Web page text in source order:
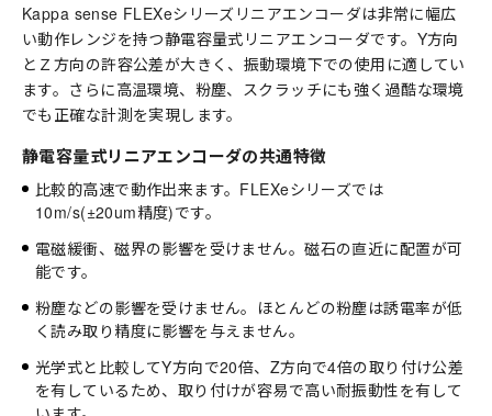
Kappa sense FLEXeシリーズリニアエンコーダは非常に幅広
い動作レンジを持つ静電容量式リニアエンコーダです。Y方向
とＺ方向の許容公差が大きく、振動環境下での使用に適してい
ます。さらに高温環境、粉塵、スクラッチにも強く過酷な環境
でも正確な計測を実現します。
静電容量式リニアエンコーダの共通特徴
比較的高速で動作出来ます。FLEXeシリーズでは
10m/s(±20um精度)です。
電磁緩衝、磁界の影響を受けません。磁石の直近に配置が可
能です。
粉塵などの影響を受けません。ほとんどの粉塵は誘電率が低
く読み取り精度に影響を与えません。
光学式と比較してY方向で20倍、Z方向で4倍の取り付け公差
を有しているため、取り付けが容易で高い耐振動性を有して